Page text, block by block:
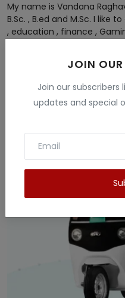
JOIN OUR
Join our
updates and special
My name is Vandana
B.Sc. , B.ed and M.Sc. I
, education , finance ,
Related Posts